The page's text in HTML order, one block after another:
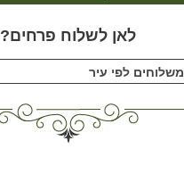
לאן לשלוח פרחים?
משלוחים לפי עיר